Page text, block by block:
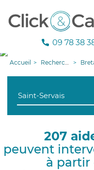
09 78 38
Accueil Recherche aide à domicile
207
peuvent
à partir